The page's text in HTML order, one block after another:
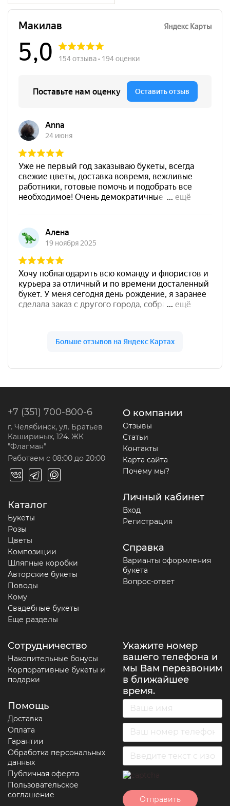
+7 (351) 700-800-6
г. Челябинск, ул. Братьев
Кашириных, 124. ЖК
"Флагман"
Работаем с 08:00 до 20:00
Каталог
Букеты
Розы
Цветы
Композиции
Шляпные коробки
Авторские букеты
Поводы
Кому
Свадебные букеты
Еще разделы
О компании
Отзывы
Статьи
Контакты
Карта сайта
Почему мы?
Личный кабинет
Вход
Регистрация
Справка
Варианты оформления
букета
Вопрос-ответ
Сотрудничество
Накопительные бонусы
Корпоративные букеты и
подарки
Помощь
Доставка
Оплата
Гарантии
Обработка персональных
данных
Публичная оферта
Пользовательское
соглашение
Укажите номер
вашего телефона и
мы Вам перезвоним
в ближайшее
время.
Отправить